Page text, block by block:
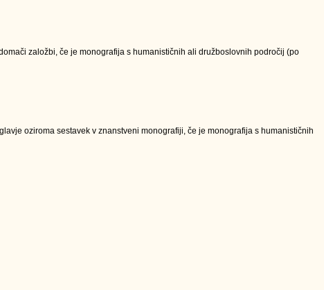
založbi, če je monografija s humanističnih ali družboslovnih področij (po
oziroma sestavek v znanstveni monografiji, če je monografija s humanističnih